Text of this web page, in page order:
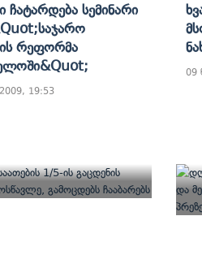
Ჩატარდება Სემინარი
Რეფორმა
19:53
09